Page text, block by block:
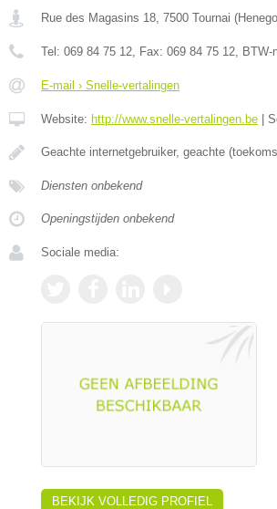
Rue des Magasins 18, 7500 Tournai (
Tel: 069 84 75 12, Fax: 069 84 75 12, BTW-
E-mail › Snelle-vertalingen
Website: http://www.snelle-vertalingen.be
Geachte internetgebruiker, geachte
Diensten onbekend
Openingstijden onbekend
Sociale media:
BEKIJK VOLLEDIG PROFIEL